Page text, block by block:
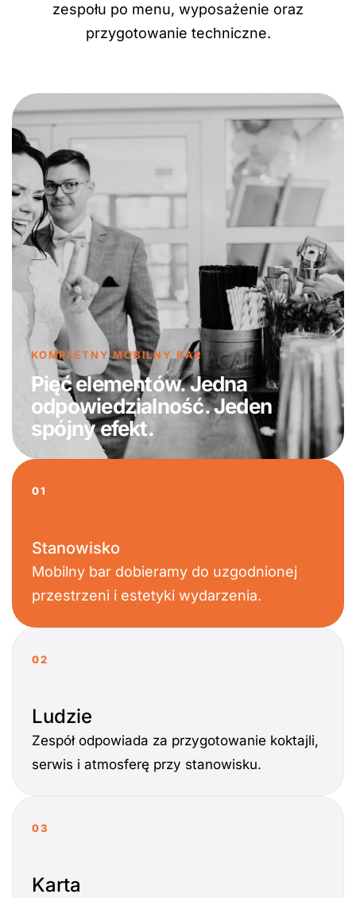
zespołu po menu, wyposażenie oraz
przygotowanie techniczne.
KOMPLETNY MOBILNY BAR
Pięć elementów. Jedna
odpowiedzialność. Jeden
spójny efekt.
01
Stanowisko
Mobilny bar dobieramy do uzgodnionej
przestrzeni i estetyki wydarzenia.
02
Ludzie
Zespół odpowiada za przygotowanie koktajli,
serwis i atmosferę przy stanowisku.
03
Karta